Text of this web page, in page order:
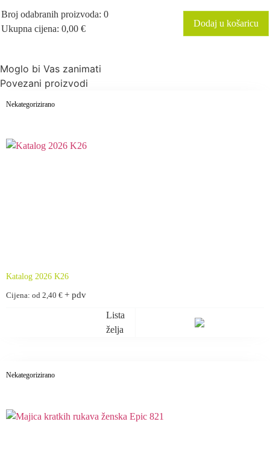
Broj odabranih proizvoda: 0
Ukupna cijena: 0,00 €
$0.00
Dodaj u košaricu
Moglo bi Vas zanimati
Povezani proizvodi
Nekategorizirano
Katalog 2026 K26
Cijena: od 2,40 € + pdv
Lista
želja
Nekategorizirano